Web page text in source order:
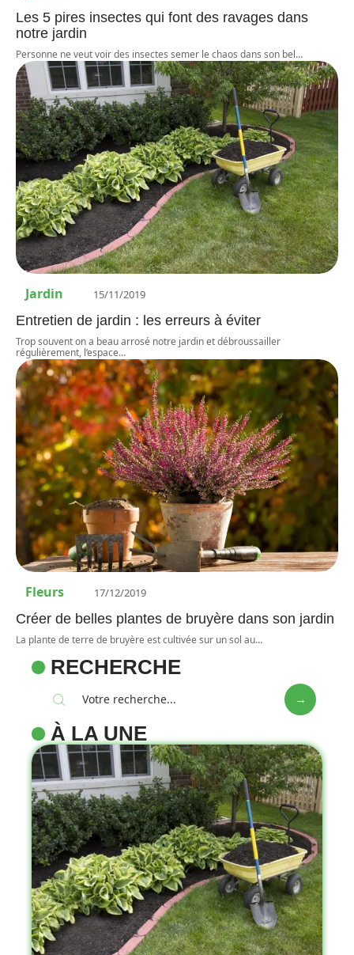
Les 5 pires insectes qui font des ravages dans
notre jardin
Personne ne veut voir des insectes semer le chaos dans son bel…
Jardin 15/11/2019
Entretien de jardin : les erreurs à éviter
Trop souvent on a beau arrosé notre jardin et débroussailler
régulièrement, l’espace…
Fleurs 17/12/2019
Créer de belles plantes de bruyère dans son jardin
La plante de terre de bruyère est cultivée sur un sol au…
RECHERCHE
À LA UNE